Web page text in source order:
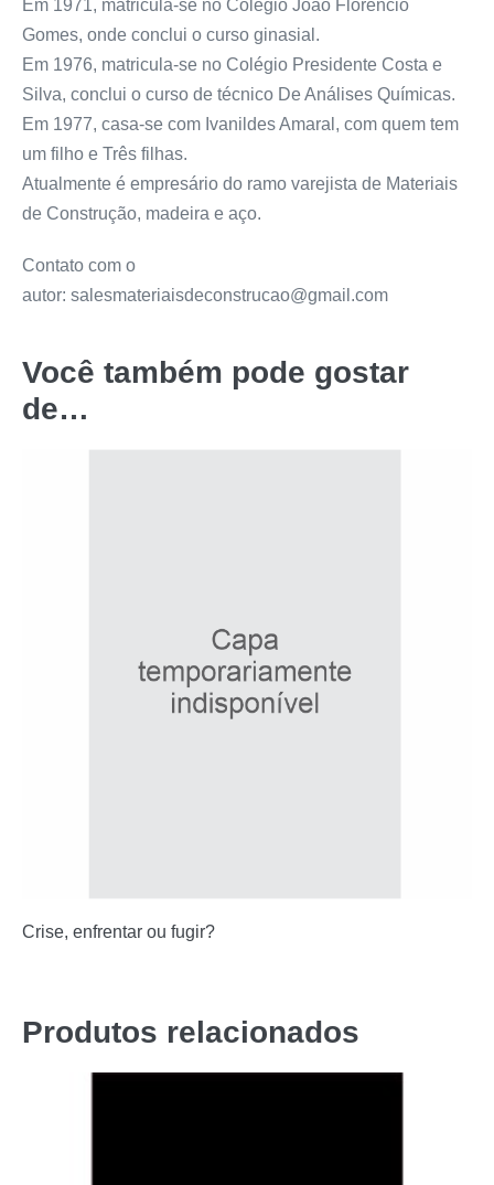
Em 1971, matricula-se no Colégio João Florêncio
Gomes, onde conclui o curso ginasial.
Em 1976, matricula-se no Colégio Presidente Costa e
Silva, conclui o curso de técnico De Análises Químicas.
Em 1977, casa-se com Ivanildes Amaral, com quem tem
um filho e Três filhas.
Atualmente é empresário do ramo varejista de Materiais
de Construção, madeira e aço.
Contato com o
autor: salesmateriaisdeconstrucao@gmail.com
Você também pode gostar
de…
Crise, enfrentar ou fugir?
Produtos relacionados